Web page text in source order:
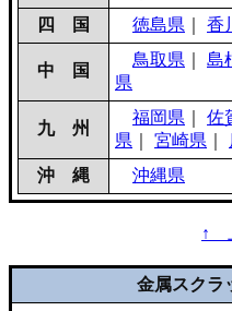
四 国
徳島県 香
中 国
鳥取県 島
県
九 州
福岡県 佐
県
宮崎県
沖 縄
沖縄県
↑
金属スクラ